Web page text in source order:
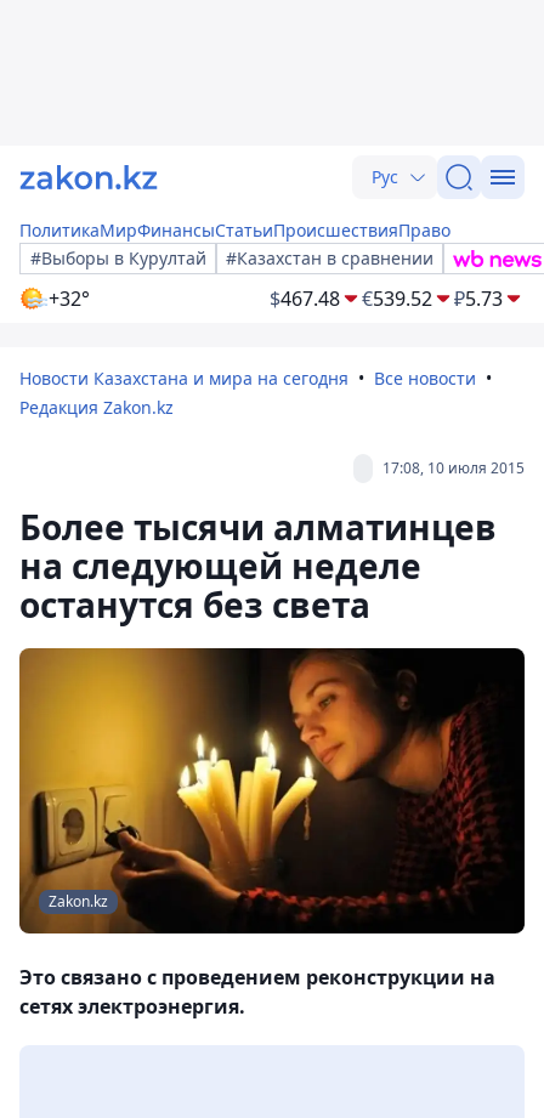
Рус
ПолитикаМирФинансыСтатьиПроисшествияПраво
#Выборы в Курултай
#Казахстан в сравнении
+32° $467.48 €539.52 ₽5.73
Новости Казахстана и мира на сегодня
Все новости
Редакция Zakon.kz
17:08, 10 июля 2015
Более тысячи алматинцев
на следующей неделе
останутся без света
Zakon.kz
Это связано с проведением реконструкции на
сетях электроэнергия.